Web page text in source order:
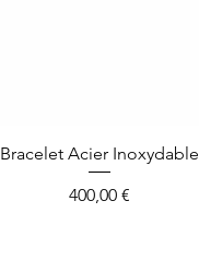
Aperçu rapide
Bracelet Acier Inoxydable
Prix
400,00 €